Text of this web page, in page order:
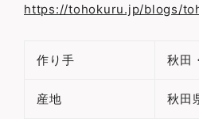
https://tohokuru.jp/blogs/
作り手 秋田
産地 秋田